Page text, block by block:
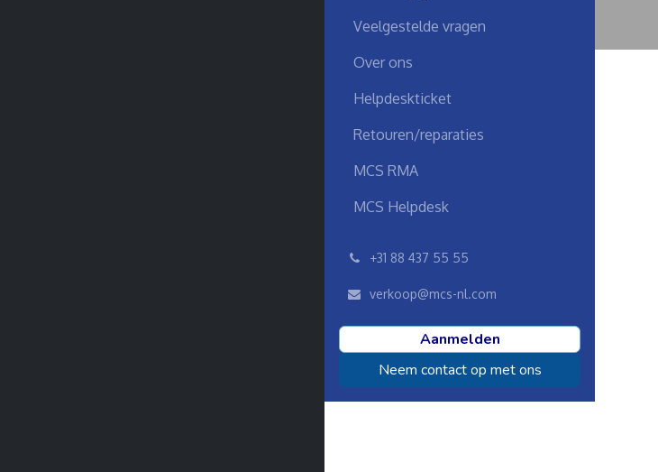
Veelgestelde vragen
Over ons
Helpdeskticket
Retouren/reparaties
MCS RMA
MCS Helpdesk
+31 88 437 55 55
verkoop@mcs-nl.com
Aanmelden
Neem contact op met ons